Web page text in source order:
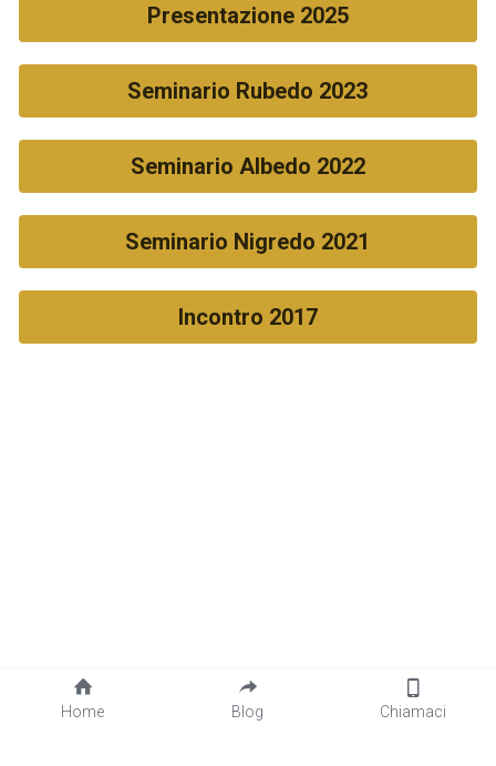
Presentazione 2025
Seminario Rubedo 2023
Seminario Albedo 2022
Seminario Nigredo 2021
Incontro 2017
Home Blog Chiamaci